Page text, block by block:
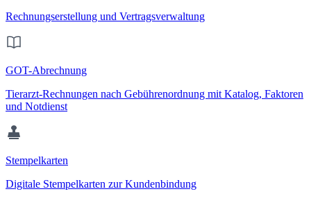
Rechnungserstellung und Vertragsverwaltung
GOT-Abrechnung
Tierarzt-Rechnungen nach Gebührenordnung mit Katalog, Faktoren
und Notdienst
Stempelkarten
Digitale Stempelkarten zur Kundenbindung